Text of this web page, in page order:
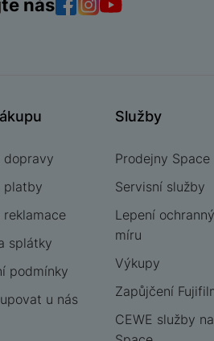
nás
dopravy
platby
reklamace
splátky
podmínky
u nás
Služby
Prodejny Space
Servisní služby
Lepení
míru
Výkupy
Zapůjčení
CEWE služby